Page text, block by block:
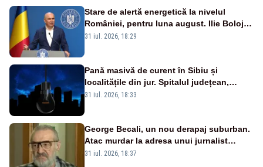
Stare de alertă energetică la nivelul
României, pentru luna august. Ilie Bolojan
a anunțat importuri și posibile restricții –
31 iul. 2026, 18:29
Pană masivă de curent în Sibiu și
localitățile din jur. Spitalul județean,
semafoarele, rețelele de telefonie, grav
31 iul. 2026, 18:33
George Becali, un nou derapaj suburban.
Atac murdar la adresa unui jurnalist
sportiv – AUDIO
31 iul. 2026, 18:37